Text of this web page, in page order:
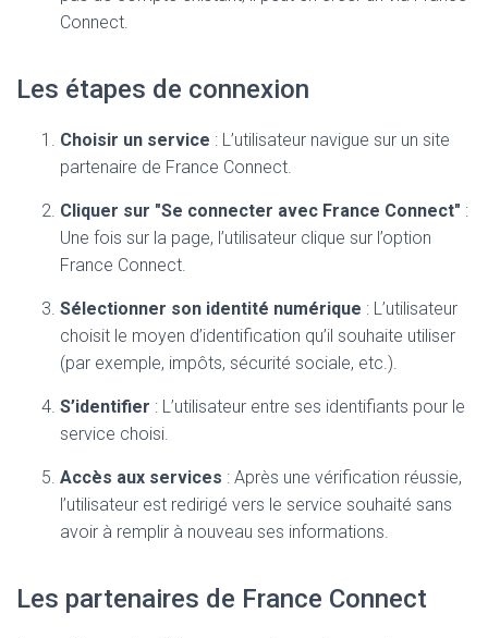
Connect.
Les étapes de connexion
Choisir un service : L’utilisateur navigue sur un site
partenaire de France Connect.
Cliquer sur "Se connecter avec France Connect" :
Une fois sur la page, l’utilisateur clique sur l’option
France Connect.
Sélectionner son identité numérique : L’utilisateur
choisit le moyen d’identification qu’il souhaite utiliser
(par exemple, impôts, sécurité sociale, etc.).
S’identifier : L’utilisateur entre ses identifiants pour le
service choisi.
Accès aux services : Après une vérification réussie,
l’utilisateur est redirigé vers le service souhaité sans
avoir à remplir à nouveau ses informations.
Les partenaires de France Connect